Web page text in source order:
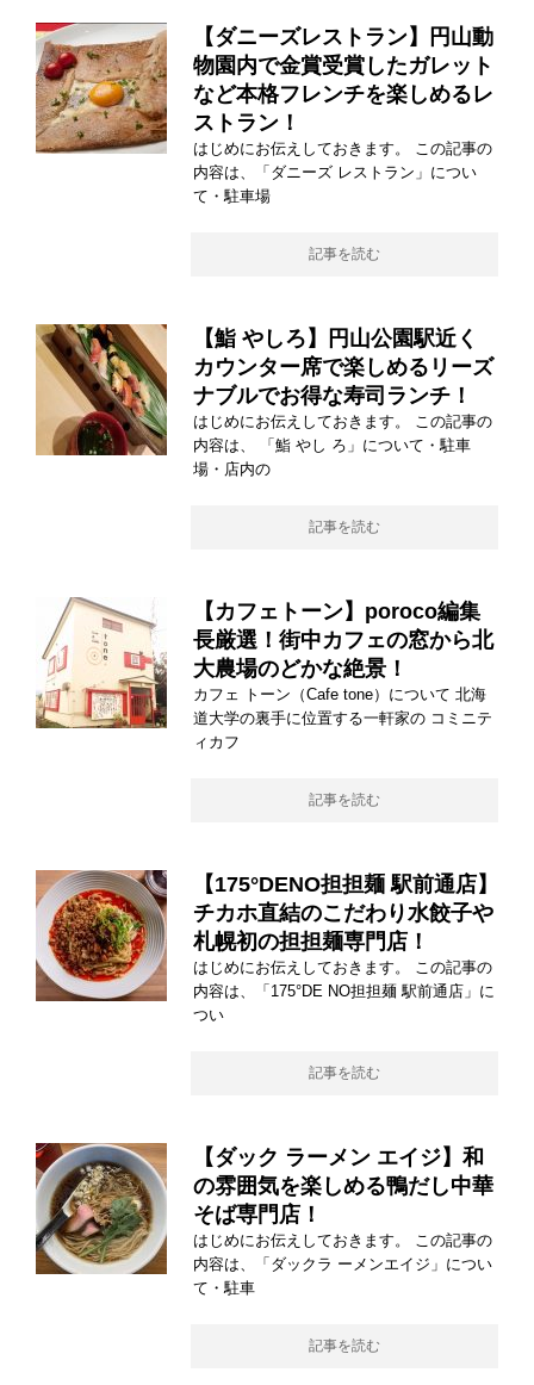
【ダニーズレストラン】円山動
物園内で金賞受賞したガレット
など本格フレンチを楽しめるレ
ストラン！
はじめにお伝えしておきます。 この記事の
内容は、「ダニーズ レストラン」につい
て・駐車場
記事を読む
【鮨 やしろ】円山公園駅近く
カウンター席で楽しめるリーズ
ナブルでお得な寿司ランチ！
はじめにお伝えしておきます。 この記事の
内容は、 「鮨 やし ろ」について・駐車
場・店内の
記事を読む
【カフェトーン】poroco編集
長厳選！街中カフェの窓から北
大農場のどかな絶景！
カフェ トーン（Cafe tone）について 北海
道大学の裏手に位置する一軒家の コミニテ
ィカフ
記事を読む
【175°DENO担担麺 駅前通店】
チカホ直結のこだわり水餃子や
札幌初の担担麺専門店！
はじめにお伝えしておきます。 この記事の
内容は、「175°DE NO担担麺 駅前通店」に
つい
記事を読む
【ダック ラーメン エイジ】和
の雰囲気を楽しめる鴨だし中華
そば専門店！
はじめにお伝えしておきます。 この記事の
内容は、「ダックラ ーメンエイジ」につい
て・駐車
記事を読む